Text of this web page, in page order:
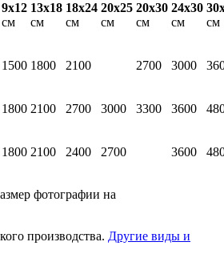
9х12
см
13х18
см
18х24
см
20х25
см
20х30
см
24х30
см
см
1500 1800 2100 2700 3000
1800 2100 2700 3000 3300 3600
1800 2100 2400 2700 3600
фотографии на
производства. Другие виды и